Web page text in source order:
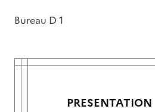
Bureau D 1
PRESENTATION